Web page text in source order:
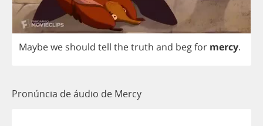
Maybewe should tell thetruth and begfor mercy.
Pronúncia de áudio de Mercy